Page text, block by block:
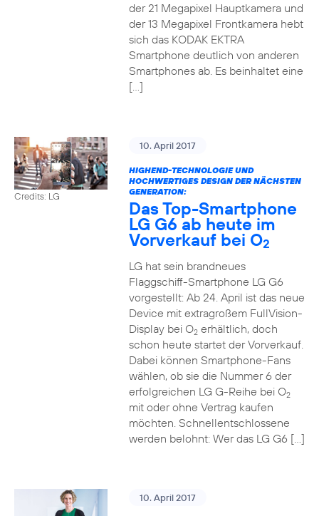
der 21 Megapixel Hauptkamera und
der 13 Megapixel Frontkamera hebt
sich das KODAK EKTRA
Smartphone deutlich von anderen
Smartphones ab. Es beinhaltet eine
[…]
Credits: LG
10. April 2017
HIGHEND-TECHNOLOGIE UND
HOCHWERTIGES DESIGN DER NÄCHSTEN
GENERATION:
Das Top-Smartphone
LG G6 ab heute im
Vorverkauf bei O2
LG hat sein brandneues
Flaggschiff-Smartphone LG G6
vorgestellt: Ab 24. April ist das neue
Device mit extragroßem FullVision-
Display bei O2erhältlich, doch
schon heute startet der Vorverkauf.
Dabei können Smartphone-Fans
wählen, ob sie die Nummer 6 der
erfolgreichen LG G-Reihe bei O2
mit oder ohne Vertrag kaufen
möchten. Schnellentschlossene
werden belohnt: Wer das LG G6 […]
10. April 2017